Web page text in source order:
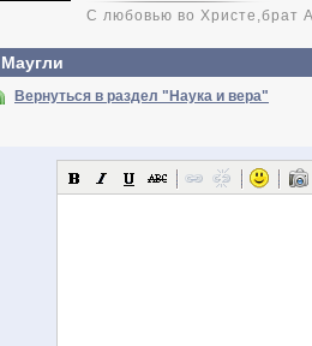
С любовью во Христе,брат
Маугли
Вернуться в раздел "Наука и вера"